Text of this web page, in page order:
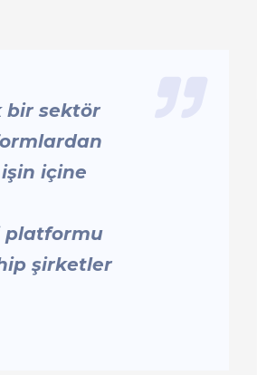
bir sektör
içine
platformu
şirketler